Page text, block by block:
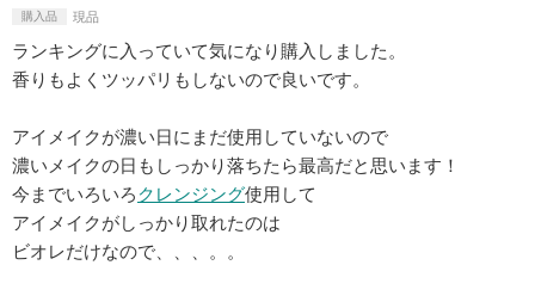
購入品 現品
ランキングに入っていて気になり購入しました。
香りもよくツッパリもしないので良いです。
アイメイクが濃い日にまだ使用していないので
濃いメイクの日もしっかり落ちたら最高だと思います！
今までいろいろクレンジング使用して
アイメイクがしっかり取れたのは
ビオレだけなので、、、。。